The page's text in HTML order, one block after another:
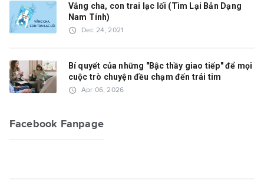
Vắng cha, con trai lạc lối (Tìm Lại Bản Dạng
Nam Tính)
access_time Dec 24, 2021
Bí quyết của những "Bậc thầy giao tiếp" để mọi
cuộc trò chuyện đều chạm đến trái tim
access_time Apr 06, 2026
Facebook Fanpage